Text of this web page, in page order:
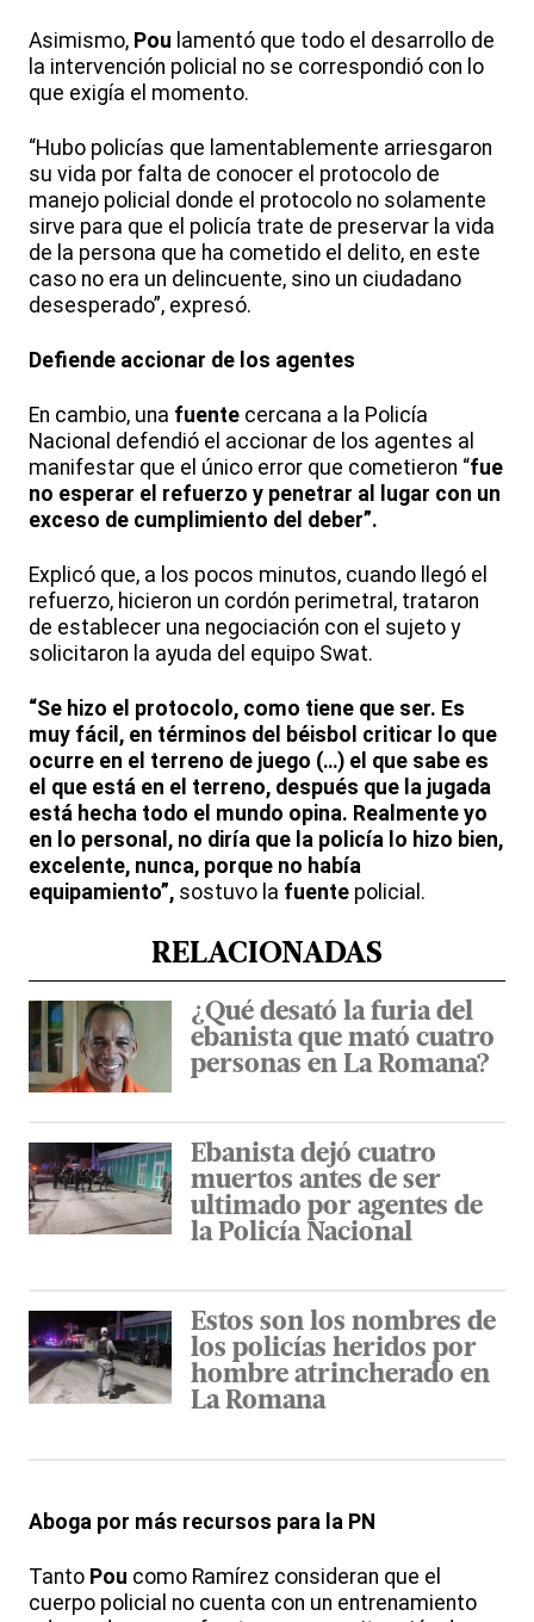
Asimismo, Pou lamentó que todo el desarrollo de
la intervención policial no se correspondió con lo
que exigía el momento.
“Hubo policías que lamentablemente arriesgaron
su vida por falta de conocer el protocolo de
manejo policial donde el protocolo no solamente
sirve para que el policía trate de preservar la vida
de la persona que ha cometido el delito, en este
caso no era un delincuente, sino un ciudadano
desesperado”, expresó.
Defiende accionar de los agentes
En cambio, una fuente cercana a la Policía
Nacional defendió el accionar de los agentes al
manifestar que el único error que cometieron “fue
no esperar el refuerzo y penetrar al lugar con un
exceso de cumplimiento del deber”.
Explicó que, a los pocos minutos, cuando llegó el
refuerzo, hicieron un cordón perimetral, trataron
de establecer una negociación con el sujeto y
solicitaron la ayuda del equipo Swat.
“Se hizo el protocolo, como tiene que ser. Es
muy fácil, en términos del béisbol criticar lo que
ocurre en el terreno de juego (…) el que sabe es
el que está en el terreno, después que la jugada
está hecha todo el mundo opina. Realmente yo
en lo personal, no diría que la policía lo hizo bien,
excelente, nunca, porque no había
equipamiento”, sostuvo la fuente policial.
RELACIONADAS
¿Qué desató la furia del
ebanista que mató cuatro
personas en La Romana?
Ebanista dejó cuatro
muertos antes de ser
ultimado por agentes de
la Policía Nacional
Estos son los nombres de
los policías heridos por
hombre atrincherado en
La Romana
Aboga por más recursos para la PN
Tanto Pou como Ramírez consideran que el
cuerpo policial no cuenta con un entrenamiento